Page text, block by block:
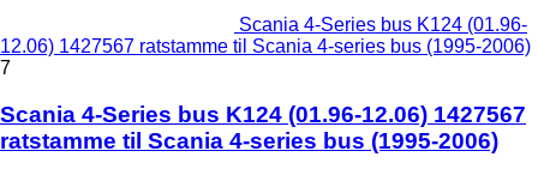
Scania 4-Series bus K124 (01.96-
12.06) 1427567 ratstamme til Scania 4-series bus (1995-2006)
7
Scania 4-Series bus K124 (01.96-12.06) 1427567
ratstamme til Scania 4-series bus (1995-2006)